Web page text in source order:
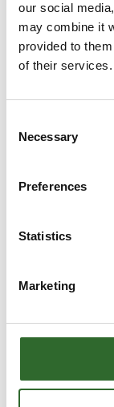
our social
may combine it
provided to
of their services.
Selection
Necessary
Preferences
Statistics
Marketing
Plastkasse
Dansk